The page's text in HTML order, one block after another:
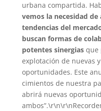
urbana compartida.
vemos la necesidad
tendencias del
buscan formas de
potentes sinergiasque
explotación de nuevas
oportunidades. Este
cimientos de nuestra
abrirá nuevas